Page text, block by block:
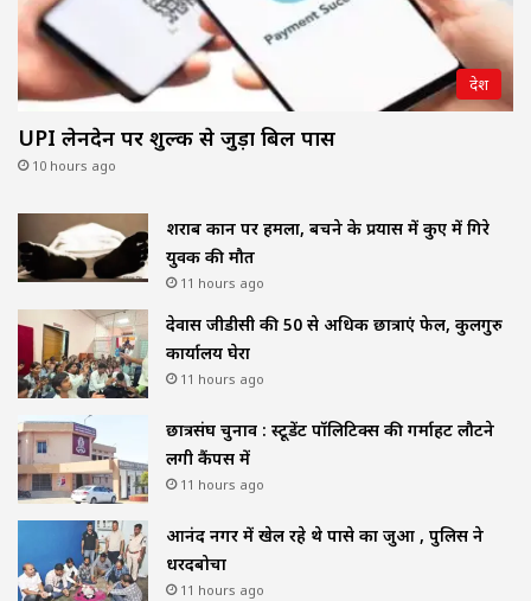
देश
UPI लेनदेन पर शुल्क से जुड़ा बिल पास
10 hours ago
शराब दुकान पर हमला, बचने के प्रयास में कुए में गिरे
युवक की मौत
11 hours ago
देवास जीडीसी की 50 से अधिक छात्राएं फेल, कुलगुरु
कार्यालय घेरा
11 hours ago
छात्रसंघ चुनाव : स्टूडेंट पॉलिटिक्स की गर्माहट लौटने
लगी कैंपस में
11 hours ago
आनंद नगर में खेल रहे थे पासे का जुआ , पुलिस ने
धरदबोचा
11 hours ago